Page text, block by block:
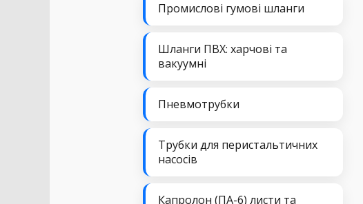
Промислові гумові шланги
Шланги ПВХ: харчові та
вакуумні
Пневмотрубки
Трубки для перистальтичних
насосів
Капролон (ПА-6) листи та